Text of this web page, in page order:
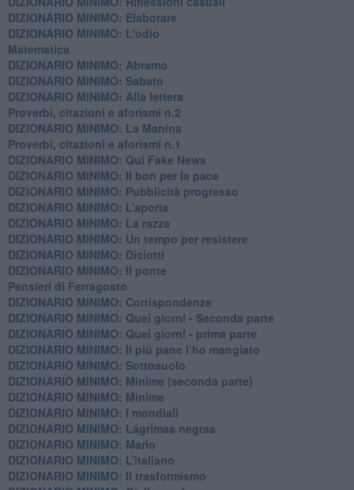
DIZIONARIO MINIMO: Elaborare
DIZIONARIO MINIMO: L'odio
​Matematica
DIZIONARIO MINIMO: Abramo
DIZIONARIO MINIMO: Sabato
​DIZIONARIO MINIMO: Alla lettera
Proverbi, citazioni e aforismi n.2
DIZIONARIO MINIMO: La Manina
​Proverbi, citazioni e aforismi n.1
DIZIONARIO MINIMO: Qui Fake News
DIZIONARIO MINIMO: ​Il bon per la pace
DIZIONARIO MINIMO: Pubblicità progresso
DIZIONARIO MINIMO: L’aporìa
DIZIONARIO MINIMO: La razza
DIZIONARIO MINIMO: Un tempo per resistere
DIZIONARIO MINIMO: Diciotti
DIZIONARIO MINIMO: Il ponte
Pensieri di Ferragosto
DIZIONARIO MINIMO: Corrispondenze
DIZIONARIO MINIMO: Quei giorni - Seconda parte
DIZIONARIO MINIMO: Quei giorni - prima parte
DIZIONARIO MINIMO: Il più pane l’ho mangiato
DIZIONARIO MINIMO: Sottosuolo
DIZIONARIO MINIMO: Minime (seconda parte)
DIZIONARIO MINIMO: Minime
DIZIONARIO MINIMO: ​I mondiali
DIZIONARIO MINIMO: ​Lágrimas negras
DIZIONARIO MINIMO: Mario
DIZIONARIO MINIMO: L’italiano
DIZIONARIO MINIMO: Il trasformismo